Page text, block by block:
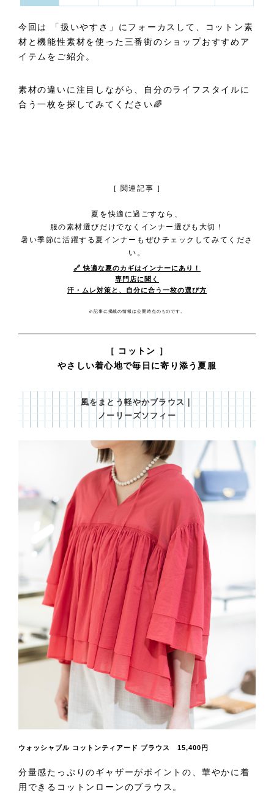
今回は 「扱いやすさ」にフォーカスして、コットン素
材と機能性素材を使った三番街のショップおすすめア
イテムをご紹介。
素材の違いに注目しながら、自分のライフスタイルに
合う一枚を探してみてください🌈
［ 関連記事 ］
夏を快適に過ごすなら、
服の素材選びだけでなくインナー選びも大切！
暑い季節に活躍する夏インナーもぜひチェックしてみてくださ
い。
🔗 快適な夏のカギはインナーにあり！
専門店に聞く
汗・ムレ対策と、自分に合う一枚の選び方
※記事に掲載の情報は公開時点のものです。
［ コットン ］
やさしい着心地で毎日に寄り添う夏服
風をまとう軽やかブラウス｜
ノーリーズソフィー
ウォッシャブル コットンティアード ブラウス 15,400円
分量感たっぷりのギャザーがポイントの、華やかに着
用できるコットンローンのブラウス。